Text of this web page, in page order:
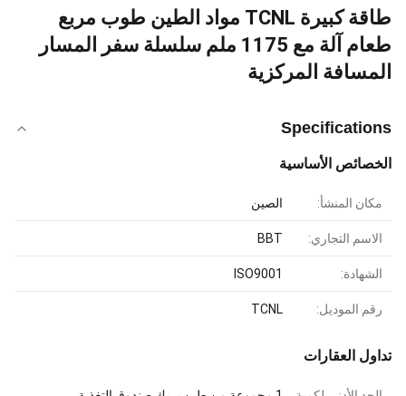
طاقة كبيرة TCNL مواد الطين طوب مربع
طعام آلة مع 1175 ملم سلسلة سفر المسار
المسافة المركزية
Specifications
الخصائص الأساسية
مكان المنشأ: الصين
الاسم التجاري: BBT
الشهادة: ISO9001
رقم الموديل: TCNL
تداول العقارات